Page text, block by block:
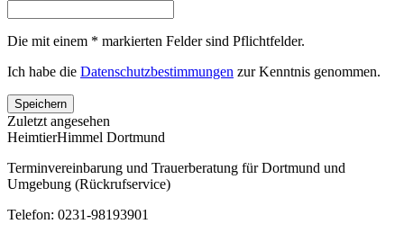
Die mit einem * markierten Felder sind Pflichtfelder.
Ich habe die Datenschutzbestimmungen zur Kenntnis genommen.
Speichern
Zuletzt angesehen
HeimtierHimmel Dortmund
Terminvereinbarung und Trauerberatung für Dortmund und
Umgebung (Rückrufservice)
Telefon: 0231-98193901